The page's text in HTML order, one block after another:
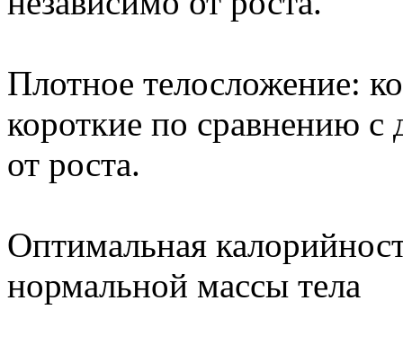
Плотное телосложение:
короткие по сравнению с
от роста.
Оптимальная
нормальной массы тела